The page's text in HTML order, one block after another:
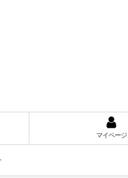
マイページ